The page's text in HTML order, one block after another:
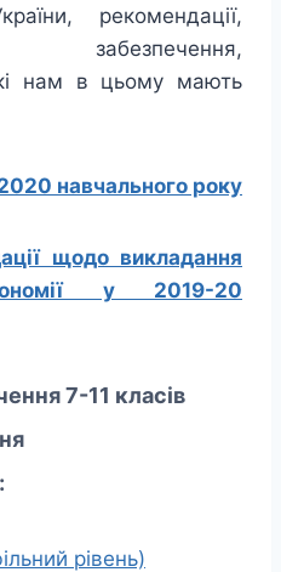
рекомендації,
забезпечення,
нам в цьому мають
навчального року
щодо викладання
у 2019-20
7-11 класів
рівень)